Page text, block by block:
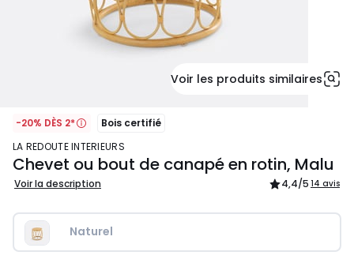
Voir les produits similaires
-20% DÈS 2*
Bois certifié
LA REDOUTE INTERIEURS
Chevet ou bout de canapé en rotin, Malu
Voir la description 4,4/5 14 avis
Naturel